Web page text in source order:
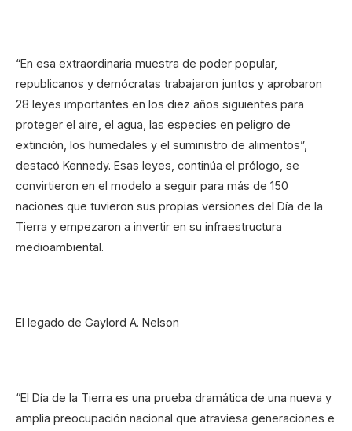
“En esa extraordinaria muestra de poder popular,
republicanos y demócratas trabajaron juntos y aprobaron
28 leyes importantes en los diez años siguientes para
proteger el aire, el agua, las especies en peligro de
extinción, los humedales y el suministro de alimentos”,
destacó Kennedy. Esas leyes, continúa el prólogo, se
convirtieron en el modelo a seguir para más de 150
naciones que tuvieron sus propias versiones del Día de la
Tierra y empezaron a invertir en su infraestructura
medioambiental.
El legado de Gaylord A. Nelson
“El Día de la Tierra es una prueba dramática de una nueva y
amplia preocupación nacional que atraviesa generaciones e